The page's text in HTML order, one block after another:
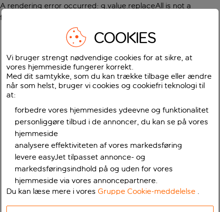
A rendering error occurred: g.value.replaceAll is not a
function
COOKIES
Vi bruger strengt nødvendige cookies for at sikre, at
vores hjemmeside fungerer korrekt.
Med dit samtykke, som du kan trække tilbage eller ændre
når som helst, bruger vi cookies og cookiefri teknologi til
at:
forbedre vores hjemmesides ydeevne og funktionalitet
personliggøre tilbud i de annoncer, du kan se på vores
hjemmeside
analysere effektiviteten af vores markedsføring
levere easyJet tilpasset annonce- og
markedsføringsindhold på og uden for vores
hjemmeside via vores annoncepartnere.
Du kan læse mere i voresGruppe Cookie-meddelelse .